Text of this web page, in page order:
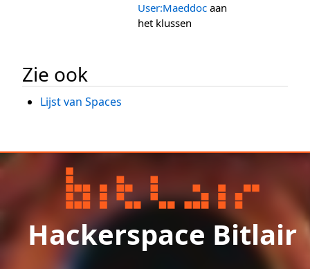
User:Maeddoc aan
het klussen
Zie ook
Lijst van Spaces
Hackerspace Bitlair